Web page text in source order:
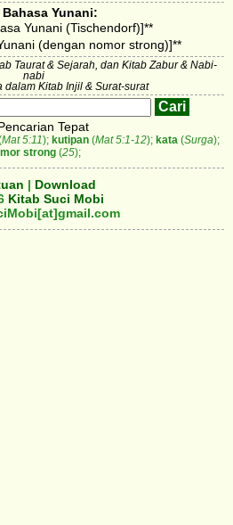
Bahasa Yunani:
Yunani (Tischendorf)]**
(dengan nomor strong)]**
Taurat & Sejarah, dan Kitab Zabur & Nabi-
nabi
dalam Kitab Injil & Surat-surat
Tepat
Mat 5:11); kutipan(Mat 5:1-12); kata(Surga);
strong(25);
| Download
Kitab Suci Mobi